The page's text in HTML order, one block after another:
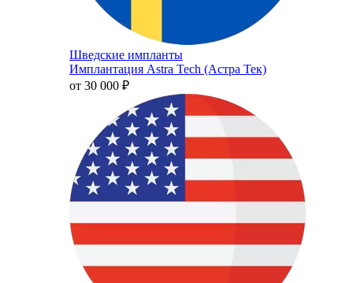
Шведские импланты
Имплантация Astra Tech (Астра Тек)
от 30 000 ₽